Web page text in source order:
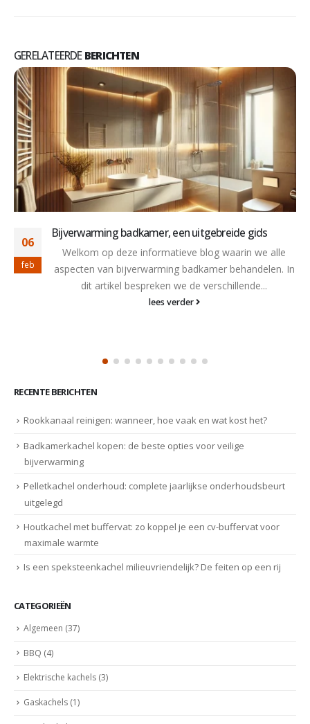
GERELATEERDEBERICHTEN
28
nov
Hoe lang zijn houtkachels nog toegestaan
Houtkachels blijven toegestaan, maar vanaf 2030
moeten ze voldoen aan strengere normen om de
impact op luchtkwaliteit en milieu te...
lees verder
RECENTE BERICHTEN
Rookkanaal reinigen: wanneer, hoe vaak en wat kost het?
Badkamerkachel kopen: de beste opties voor veilige
bijverwarming
Pelletkachel onderhoud: complete jaarlijkse onderhoudsbeurt
uitgelegd
Houtkachel met buffervat: zo koppel je een cv-buffervat voor
maximale warmte
Is een speksteenkachel milieuvriendelijk? De feiten op een rij
CATEGORIEËN
Algemeen (37)
BBQ (4)
Elektrische kachels (3)
Gaskachels (1)